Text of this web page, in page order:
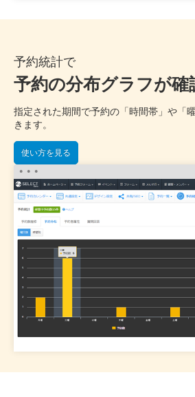
予約統計で
予約の分布グラフが確
指定された期間で予約の「時間帯」や「
きます。
使い方を見る